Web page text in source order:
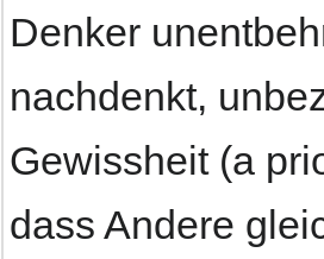
Denker
nachdenkt,
Gewissheit (a
dass Andere